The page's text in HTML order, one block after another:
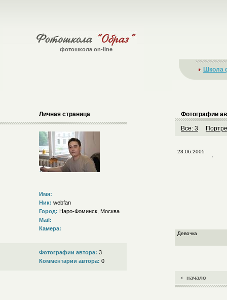
фотошкола on-line
Школа
Личная страница
Имя:
Ник: webfan
Город: Наро-Фоминск, Москва
Mail:
Камера:
Фотографии автора: 3
Комментарии автора: 0
Фотографии
Все: 3
23.06.2005
Девочка
начало